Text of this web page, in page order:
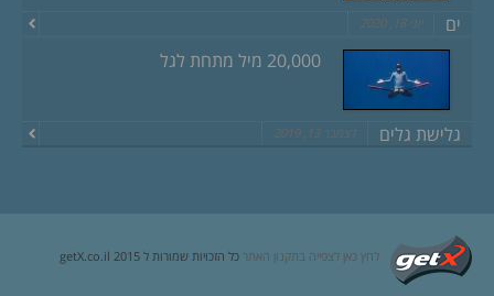
ים יוני 18, 2020
20,000 מיל מתחת לגל
גלישת גלים דצמבר 13, 2019
לחץ כאן לצפייה בתקנון האתר כל הזכויות שמורות ל getX.co.il 2015